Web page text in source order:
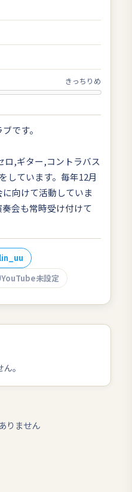
きっちりめ
です。
,ギター,コントラバス
しています。毎年12月
向けて活動していま
会も常時受け付けて
YouTube未設定
。
りません